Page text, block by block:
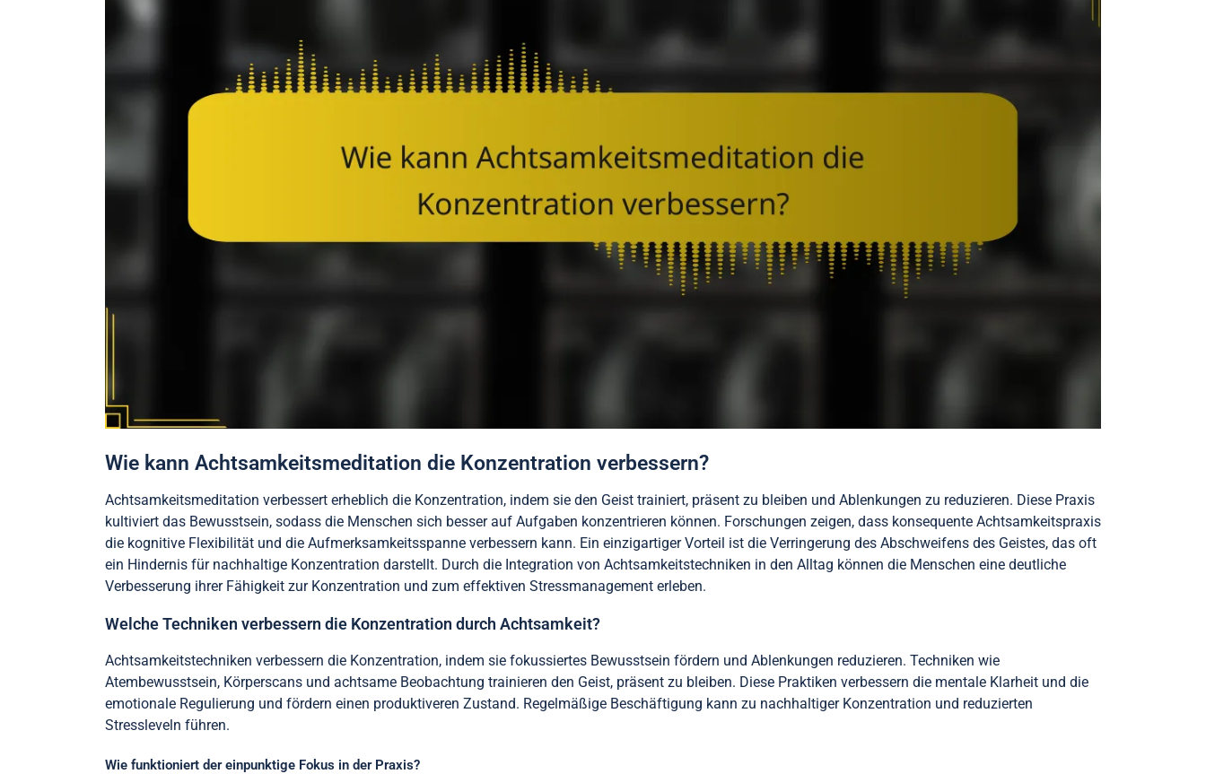
Wie kann Achtsamkeitsmeditation die Konzentration verbessern?
Achtsamkeitsmeditation verbessert erheblich die Konzentration, indem sie den Geist trainiert, präsent zu bleiben und Ablenkungen zu reduzieren. Diese Praxis
kultiviert das Bewusstsein, sodass die Menschen sich besser auf Aufgaben konzentrieren können. Forschungen zeigen, dass konsequente Achtsamkeitspraxis
die kognitive Flexibilität und die Aufmerksamkeitsspanne verbessern kann. Ein einzigartiger Vorteil ist die Verringerung des Abschweifens des Geistes, das oft
ein Hindernis für nachhaltige Konzentration darstellt. Durch die Integration von Achtsamkeitstechniken in den Alltag können die Menschen eine deutliche
Verbesserung ihrer Fähigkeit zur Konzentration und zum effektiven Stressmanagement erleben.
Welche Techniken verbessern die Konzentration durch Achtsamkeit?
Achtsamkeitstechniken verbessern die Konzentration, indem sie fokussiertes Bewusstsein fördern und Ablenkungen reduzieren. Techniken wie
Atembewusstsein, Körperscans und achtsame Beobachtung trainieren den Geist, präsent zu bleiben. Diese Praktiken verbessern die mentale Klarheit und die
emotionale Regulierung und fördern einen produktiveren Zustand. Regelmäßige Beschäftigung kann zu nachhaltiger Konzentration und reduzierten
Stressleveln führen.
Wie funktioniert der einpunktige Fokus in der Praxis?